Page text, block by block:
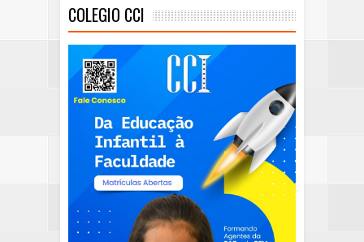
COLEGIO CCI